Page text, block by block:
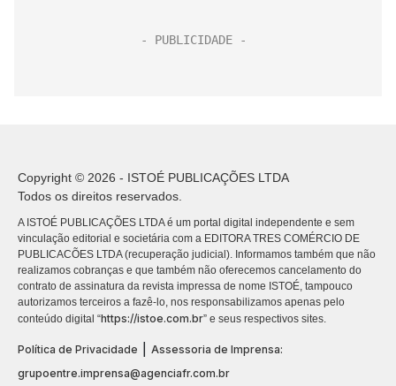
Copyright © 2026 - ISTOÉ PUBLICAÇÕES LTDA
Todos os direitos reservados.
A ISTOÉ PUBLICAÇÕES LTDA é um portal digital independente e sem
vinculação editorial e societária com a EDITORA TRES COMÉRCIO DE
PUBLICACÕES LTDA (recuperação judicial). Informamos também que não
realizamos cobranças e que também não oferecemos cancelamento do
contrato de assinatura da revista impressa de nome ISTOÉ, tampouco
autorizamos terceiros a fazê-lo, nos responsabilizamos apenas pelo
conteúdo digital “https://istoe.com.br” e seus respectivos sites.
Política de Privacidade
Assessoria de Imprensa:
grupoentre.imprensa@agenciafr.com.br